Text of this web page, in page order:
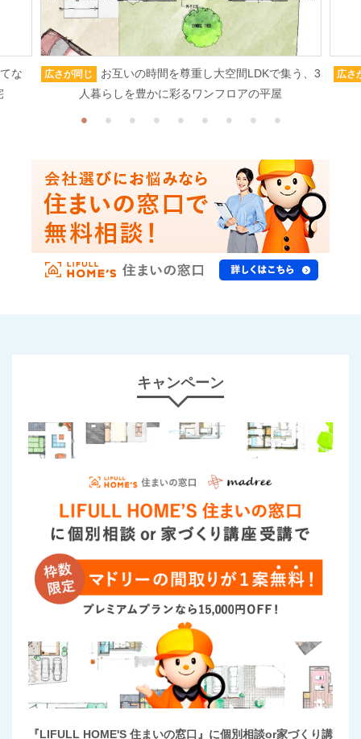
な
広さが同じ
お互いの時間を尊重し大空間LDKで集う、3
人暮らしを豊かに彩るワンフロアの平屋
広さ
キャンペーン
『LIFULL HOME'S 住まいの窓口』に個別相談or家づくり講